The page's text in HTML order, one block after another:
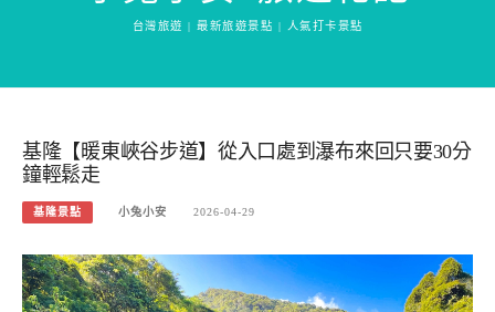
台灣旅遊 | 最新旅遊景點 | 人氣打卡景點
基隆【暖東峽谷步道】從入口處到瀑布來回只要30分
鐘輕鬆走
基隆景點 小兔小安 2026-04-29